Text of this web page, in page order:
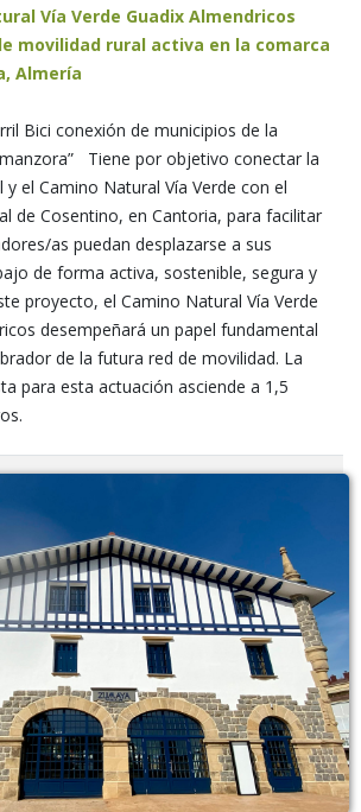
Vía Verde Guadix Almendricos
movilidad rural activa en la comarca
Almería
Bici conexión de municipios de la
Tiene por objetivo conectar la
y el Camino Natural Vía Verde con el
de Cosentino, en Cantoria, para facilitar
as puedan desplazarse a sus
de forma activa, sostenible, segura y
proyecto, el Camino Natural Vía Verde
desempeñará un papel fundamental
de la futura red de movilidad. La
para esta actuación asciende a 1,5